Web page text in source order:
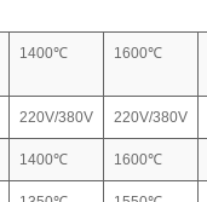
1400℃ 1600℃
220V/380V 220V/380V
1400℃ 1600℃